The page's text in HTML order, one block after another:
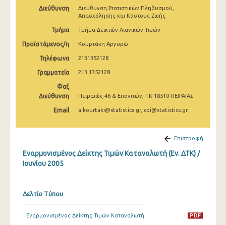
Απριλίου 2025
Φεβρουαρίου 2025
Ιανουαρίου 2025
Νοεμβρίου 2024
Αυγούστου 2024
Μαΐου 2024
Διεύθυνση
Διεύθυνση Στατιστικών Πληθυσμού,
Απασχόλησης και Κόστους Ζωής
Τμήμα Τμήμα Δεικτών Λιανικών Τιμών
Προϊστάμενος/η Κουρτάκη Αργυρώ
Τηλέφωνα 2131352128
Γραμματεία 213 1352128
Φαξ
Διεύθυνση
Πειραιώς 46 & Επονιτών, ΤΚ 18510 ΠΕΙΡΑΙΑΣ
Email a.kourtaki@statistics.gr, cpi@statistics.gr
Επιστροφή
Εναρμονισμένος Δείκτης Τιμών Καταναλωτή (Εν. ΔΤΚ) /
Ιουνίου 2005
Δελτίο Τύπου
Εναρμονισμένος Δείκτης Τιμών Καταναλωτή